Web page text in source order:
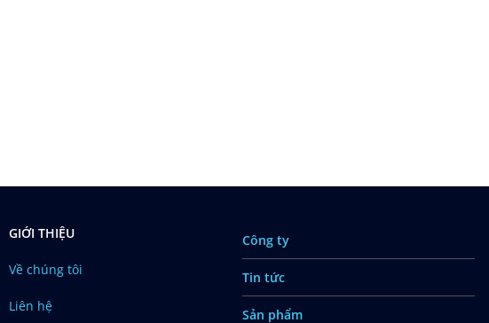
GIỚI THIỆU
Về chúng tôi
Liên hệ
Công ty
Tin tức
Sản phẩm